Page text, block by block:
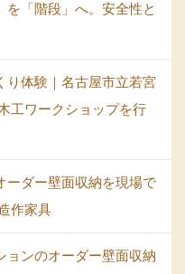
を「階段」へ。安全性と
り体験｜名古屋市立若宮
工ワークショップを行
ーダー壁面収納を現場で
作家具
ョンのオーダー壁面収納